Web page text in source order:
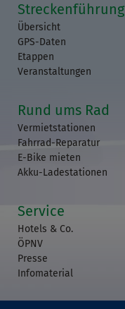
Streckenführung
Übersicht
GPS-Daten
Etappen
Veranstaltungen
Rund ums Rad
Vermietstationen
Fahrrad-Reparatur
E-Bike mieten
Akku-Ladestationen
Service
Hotels & Co.
ÖPNV
Presse
Infomaterial